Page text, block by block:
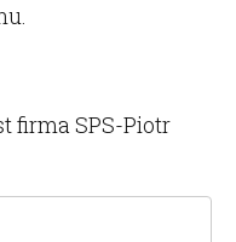
firma SPS-Piotr